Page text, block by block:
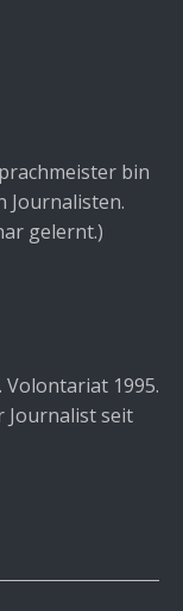
bin
Journalisten.
gelernt.)
Volontariat 1995.
Journalist seit